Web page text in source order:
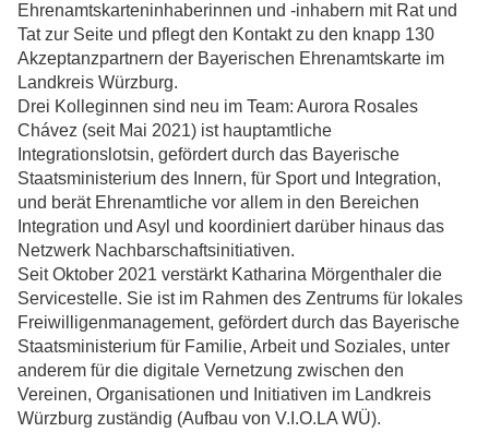
Ehrenamtskarteninhaberinnen und -inhabern mit Rat und
Tat zur Seite und pflegt den Kontakt zu den knapp 130
Akzeptanzpartnern der Bayerischen Ehrenamtskarte im
Landkreis Würzburg.
Drei Kolleginnen sind neu im Team: Aurora Rosales
Chávez (seit Mai 2021) ist hauptamtliche
Integrationslotsin, gefördert durch das Bayerische
Staatsministerium des Innern, für Sport und Integration,
und berät Ehrenamtliche vor allem in den Bereichen
Integration und Asyl und koordiniert darüber hinaus das
Netzwerk Nachbarschaftsinitiativen.
Seit Oktober 2021 verstärkt Katharina Mörgenthaler die
Servicestelle. Sie ist im Rahmen des Zentrums für lokales
Freiwilligenmanagement, gefördert durch das Bayerische
Staatsministerium für Familie, Arbeit und Soziales, unter
anderem für die digitale Vernetzung zwischen den
Vereinen, Organisationen und Initiativen im Landkreis
Würzburg zuständig (Aufbau von V.I.O.LA WÜ).